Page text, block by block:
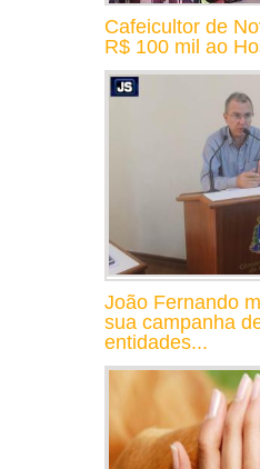
Cafeicultor de
R$ 100 mil ao
João Fernando
sua campanha
entidades...